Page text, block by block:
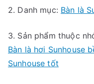
2. Danh mục: Bàn là
3. Sản phẩm thuộc
Bàn là hơi Sunhouse
Sunhouse tốt